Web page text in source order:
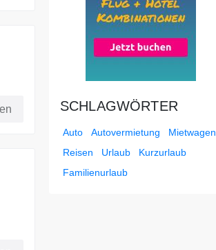
SCHLAGWÖRTER
Auto Autovermietung
Mietwagen
Reisen
Urlaub
Kurzurlaub
Familienurlaub